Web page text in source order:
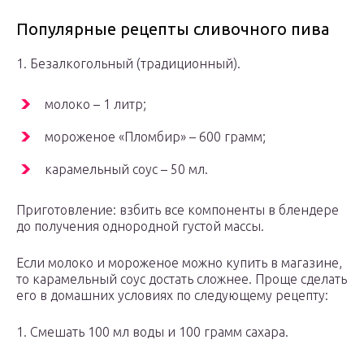
Популярные рецепты сливочного пива
1. Безалкогольный (традиционный).
молоко – 1 литр;
мороженое «Пломбир» – 600 грамм;
карамельный соус – 50 мл.
Приготовление: взбить все компоненты в блендере
до получения однородной густой массы.
Если молоко и мороженое можно купить в магазине,
то карамельный соус достать сложнее. Проще сделать
его в домашних условиях по следующему рецепту:
1. Смешать 100 мл воды и 100 грамм сахара.